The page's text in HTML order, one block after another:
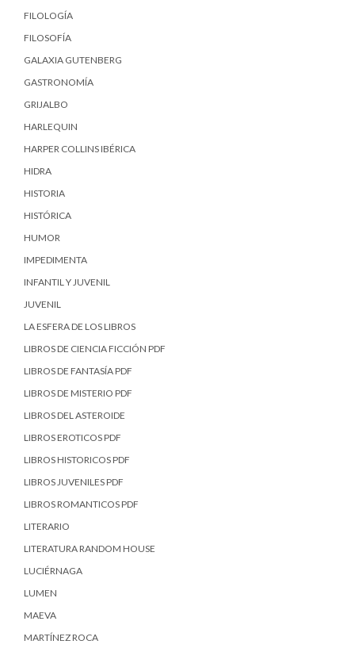
FILOLOGÍA
FILOSOFÍA
GALAXIA GUTENBERG
GASTRONOMÍA
GRIJALBO
HARLEQUIN
HARPER COLLINS IBÉRICA
HIDRA
HISTORIA
HISTÓRICA
HUMOR
IMPEDIMENTA
INFANTIL Y JUVENIL
JUVENIL
LA ESFERA DE LOS LIBROS
LIBROS DE CIENCIA FICCIÓN PDF
LIBROS DE FANTASÍA PDF
LIBROS DE MISTERIO PDF
LIBROS DEL ASTEROIDE
LIBROS EROTICOS PDF
LIBROS HISTORICOS PDF
LIBROS JUVENILES PDF
LIBROS ROMANTICOS PDF
LITERARIO
LITERATURA RANDOM HOUSE
LUCIÉRNAGA
LUMEN
MAEVA
MARTÍNEZ ROCA